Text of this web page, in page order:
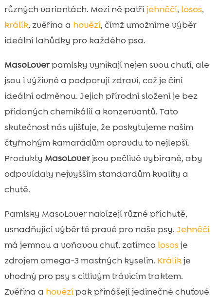
různých variantách. Mezi ně patříjehněčí, losos,
králík, zvěřina a hovězí, čímž umožníme výběr
ideální lahůdky pro každého psa.
MasoLoverpamlsky vynikají nejen svou chutí, ale
jsou i výživné a podporují zdraví, což je činí
ideální odměnou. Jejich přírodní složení je bez
přidaných chemikálií a konzervantů. Tato
skutečnost nás ujišťuje, že poskytujeme našim
čtyřnohým kamarádům opravdu to nejlepší.
Produkty MasoLoverjsou pečlivě vybírané, aby
odpovídaly nejvyšším standardům kvality a
chutě.
Pamlsky MasoLover nabízejí různé příchutě,
usnadňující výběr té pravé pro naše psy. Jehněčí
má jemnou a voňavou chuť, zatímco losos je
zdrojem omega-3 mastných kyselin. Králíkje
vhodný pro psy s citlivým trávicím traktem.
Zvěřina a hovězípak přinášejí jedinečné chuťové